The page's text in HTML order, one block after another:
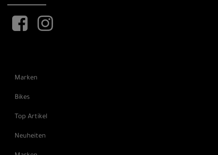
Marken
Bikes
Top Artikel
Neuheiten